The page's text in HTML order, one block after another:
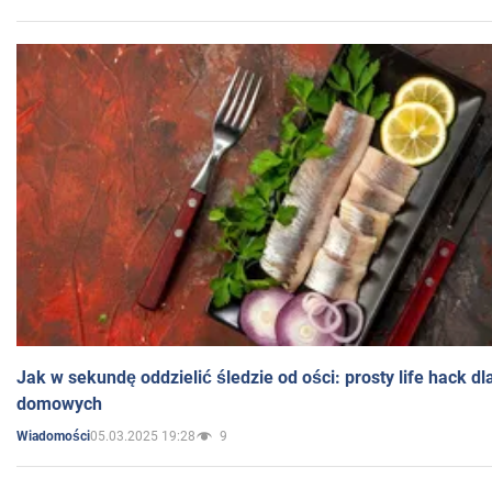
Jak w sekundę oddzielić śledzie od ości: prosty life hack
domowych
Wiadomości05.03.2025 19:28 9